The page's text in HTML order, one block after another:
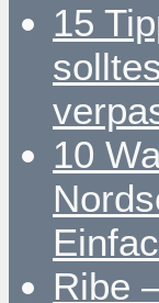
15
10
Ribe